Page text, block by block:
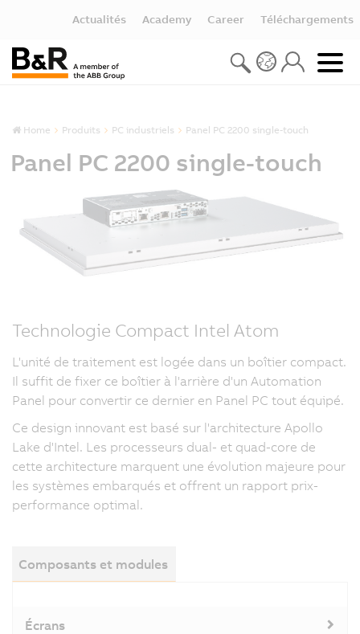
Actualités Academy Career Téléchargements
Home Produits PC industriels Panel PC 2200 single-touch
Panel PC 2200 single-touch
Technologie Compact Intel Atom
L'unité de traitement est logée dans un boîtier compact.
Il suffit de fixer ce boîtier à l'arrière d'un Automation
Panel pour convertir ce dernier en Panel PC tout équipé.
Ce design innovant est basé sur l'architecture Apollo
Lake d'Intel. Les processeurs dual- et quad-core de
cette architecture marquent une évolution majeure pour
les systèmes embarqués et offrent un rapport prix-
performance optimal.
Composants et modules
Écrans